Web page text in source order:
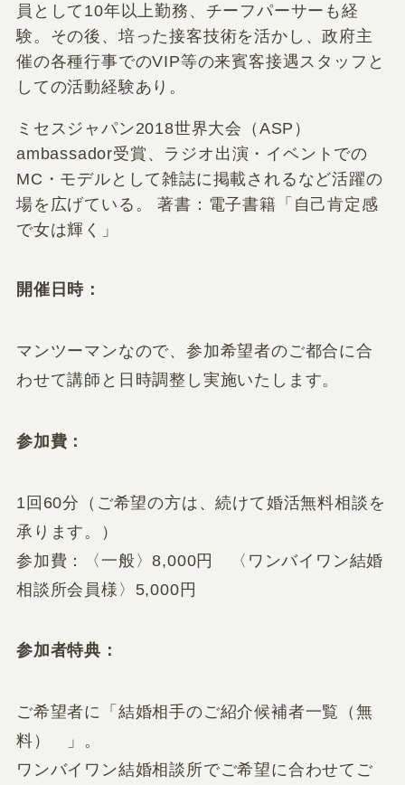
員として10年以上勤務、チーフパーサーも経
験。その後、培った接客技術を活かし、政府主
催の各種行事でのVIP等の来賓客接遇スタッフと
しての活動経験あり。
ミセスジャパン2018世界大会（ASP）
ambassador受賞、ラジオ出演・イベントでの
MC・モデルとして雑誌に掲載されるなど活躍の
場を広げている。 著書：電子書籍「自己肯定感
で女は輝く」
開催日時：
マンツーマンなので、参加希望者のご都合に合
わせて講師と日時調整し実施いたします。
参加費：
1回60分（ご希望の方は、続けて婚活無料相談を
承ります。）
参加費：〈一般〉8,000円 〈ワンバイワン結婚
相談所会員様〉5,000円
参加者特典：
ご希望者に「結婚相手のご紹介候補者一覧（無
料） 」。
ワンバイワン結婚相談所でご希望に合わせてご